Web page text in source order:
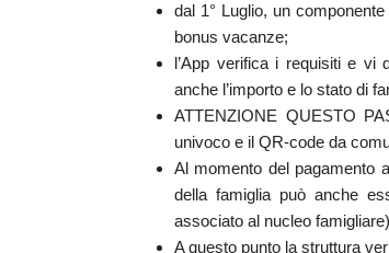
dal 1° Luglio, un
bonus vacanze;
l’App verifica i requisiti e vi
anche l’importo e lo stato di
ATTENZIONE QUESTO
univoco e il QR-code da
Al momento del pagamento
della famiglia può anche
associato al nucleo
A questo punto la struttura